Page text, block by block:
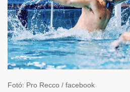
Fotó: Pro Recco / facebook